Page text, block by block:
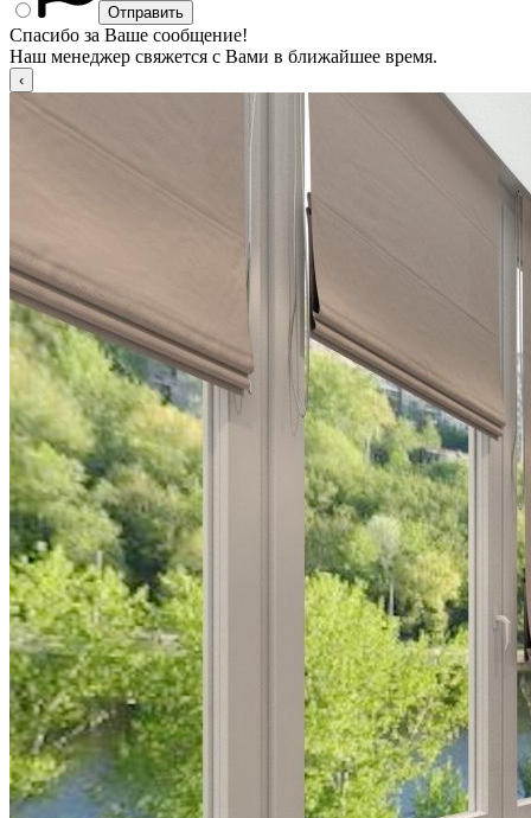
Спасибо за Ваше сообщение!
Наш менеджер свяжется с Вами в ближайшее время.